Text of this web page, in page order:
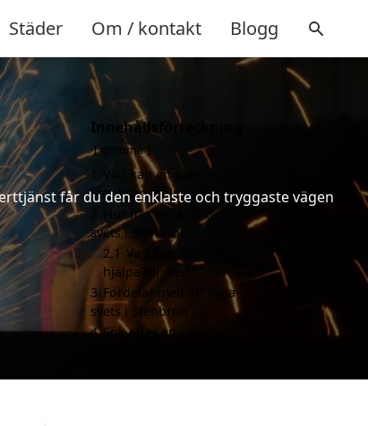
Städer Om / kontakt Blogg
får du den enklaste och tryggaste vägen
Innehållsförteckning
gömma
Vad kan en svets i
Stenbron hjälpa till med?
Hur mycket kostar en
svets i Stenbron?
2.1 Vad kan en svets
hjälpa till med?
3 Fördelar med att välja
svets i Stenbron
4 Sök efter en skicklig